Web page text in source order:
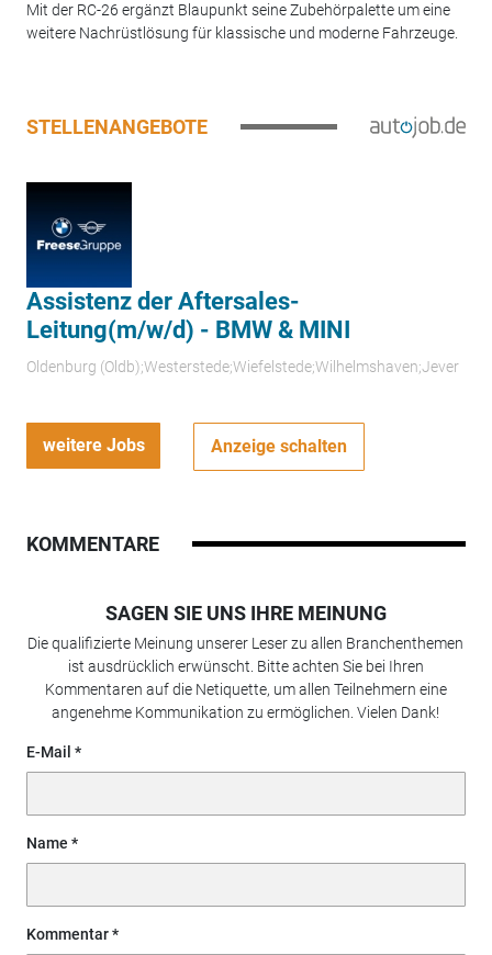
Mit der RC-26 ergänzt Blaupunkt seine Zubehörpalette um eine
weitere Nachrüstlösung für klassische und moderne Fahrzeuge.
STELLENANGEBOTE
Assistenz der Aftersales-
Leitung(m/w/d) - BMW & MINI
Oldenburg (Oldb);Westerstede;Wiefelstede;Wilhelmshaven;Jever
weitere Jobs Anzeige schalten
KOMMENTARE
SAGEN SIE UNS IHRE MEINUNG
Die qualifizierte Meinung unserer Leser zu allen Branchenthemen
ist ausdrücklich erwünscht. Bitte achten Sie bei Ihren
Kommentaren auf die Netiquette, um allen Teilnehmern eine
angenehme Kommunikation zu ermöglichen. Vielen Dank!
E-Mail
Name
Kommentar